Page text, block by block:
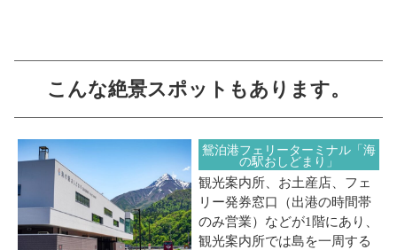
こんな絶景スポットもあります。
鴛泊港フェリーターミナル「海
の駅おしどまり」
観光案内所、お土産店、フェ
リー発券窓口（出港の時間帯
のみ営業）などが1階にあり、
観光案内所では島を一周する